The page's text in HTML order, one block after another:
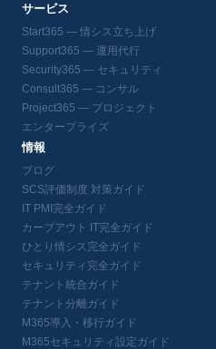
サービス
Start365 — 情シス立ち上げ
Support365 — 運用代行
Security365 — セキュリティ
Consult365 — コンサル
Project365 — プロジェクト
エンタープライズ
情報
ブログ
SCS評価制度 対策ガイド
IT PMI完全ガイド
カーブアウト IT完全ガイド
ひとり情シス完全ガイド
セキュリティ完全ガイド
テナント統合ガイド
テナント分離ガイド
M365導入・移行ガイド
M365セキュリティ設定ガイド